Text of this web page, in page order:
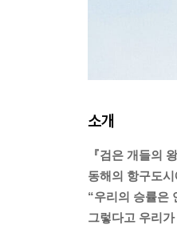
소개
『검은 개들의
동해의 항구도
“우리의 승률은
그렇다고 우리